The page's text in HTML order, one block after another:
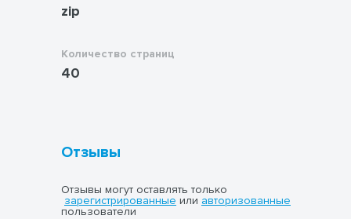
zip
Количество страниц
40
Отзывы
Отзывы могут оставлять только
зарегистрированные или авторизованные
пользователи